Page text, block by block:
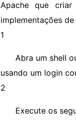
Apache que
implementações
1
Abra um shell
usando um login
2
Execute os